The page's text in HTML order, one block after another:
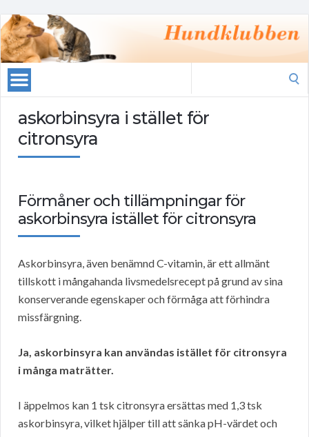
askorbinsyra i stället för
citronsyra
Förmåner och tillämpningar för
askorbinsyra istället för citronsyra
Askorbinsyra, även benämnd C-vitamin, är ett allmänt
tillskott i mångahanda livsmedelsrecept på grund av sina
konserverande egenskaper och förmåga att förhindra
missfärgning.
Ja, askorbinsyra kan användas istället för citronsyra
i många maträtter.
I äppelmos kan 1 tsk citronsyra ersättas med 1,3 tsk
askorbinsyra, vilket hjälper till att sänka pH-värdet och